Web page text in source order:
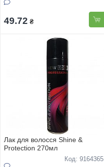
49.72 ₴
Лак для волосся Shine &
Protection 270мл
Код: 9164365